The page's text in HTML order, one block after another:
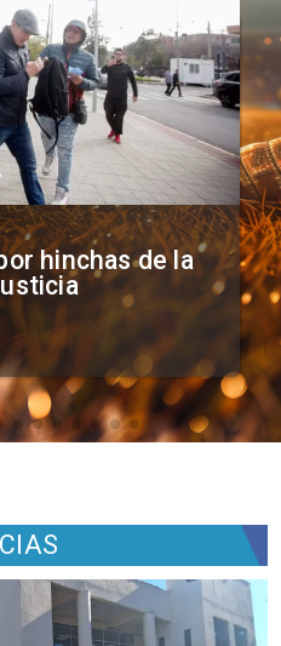
con Colo
arquero